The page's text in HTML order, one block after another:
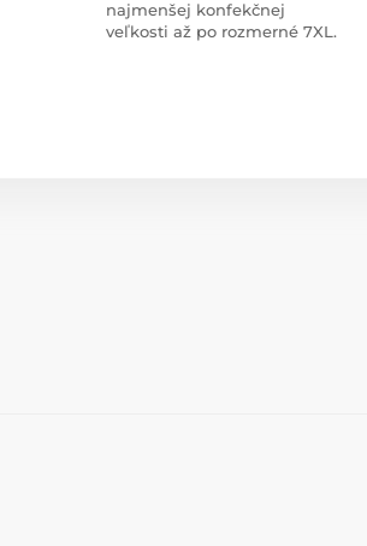
najmenšej konfekčnej
veľkosti až po rozmerné 7XL.